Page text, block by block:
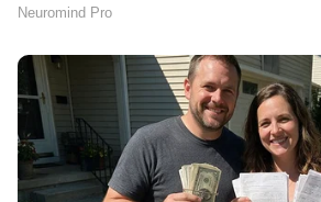
ഇന്ത്യയിലെയും
India News അറിയാൻ
ന്യൂസ് വാർത്തകൾ.
തത്സമയ അപ്‌ഡേറ്റുകളും
വിശകലനവും സമഗ്രമായ
എല്ലാം ഒരൊറ്റ സ്ഥലത്ത്.